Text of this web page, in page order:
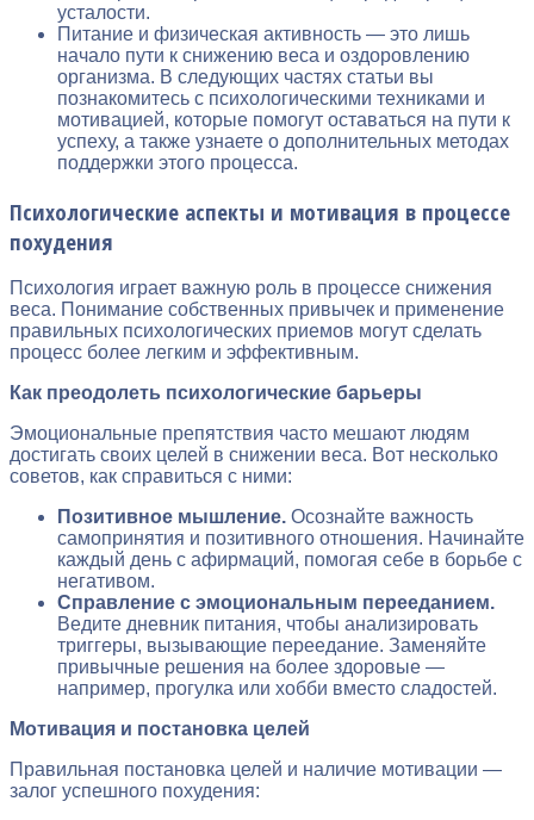
усталости.
Питание и физическая активность — это лишь
начало пути к снижению веса и оздоровлению
организма. В следующих частях статьи вы
познакомитесь с психологическими техниками и
мотивацией, которые помогут оставаться на пути к
успеху, а также узнаете о дополнительных методах
поддержки этого процесса.
Психологические аспекты и мотивация в процессе
похудения
Психология играет важную роль в процессе снижения
веса. Понимание собственных привычек и применение
правильных психологических приемов могут сделать
процесс более легким и эффективным.
Как преодолеть психологические барьеры
Эмоциональные препятствия часто мешают людям
достигать своих целей в снижении веса. Вот несколько
советов, как справиться с ними:
Позитивное мышление. Осознайте важность
самопринятия и позитивного отношения. Начинайте
каждый день с афирмаций, помогая себе в борьбе с
негативом.
Справление с эмоциональным перееданием.
Ведите дневник питания, чтобы анализировать
триггеры, вызывающие переедание. Заменяйте
привычные решения на более здоровые —
например, прогулка или хобби вместо сладостей.
Мотивация и постановка целей
Правильная постановка целей и наличие мотивации —
залог успешного похудения: